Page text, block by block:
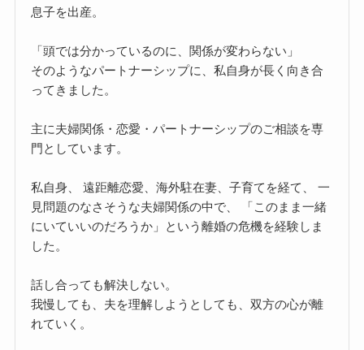
息子を出産。
「頭では分かっているのに、関係が変わらない」
そのようなパートナーシップに、私自身が長く向き合
ってきました。
主に夫婦関係・恋愛・パートナーシップのご相談を専
門としています。
私自身、 遠距離恋愛、海外駐在妻、子育てを経て、 一
見問題のなさそうな夫婦関係の中で、 「このまま一緒
にいていいのだろうか」という離婚の危機を経験しま
した。
話し合っても解決しない。
我慢しても、夫を理解しようとしても、双方の心が離
れていく。